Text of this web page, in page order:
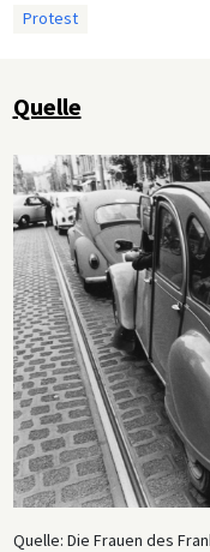
Protest
Quelle
Quelle: Die Frauen des